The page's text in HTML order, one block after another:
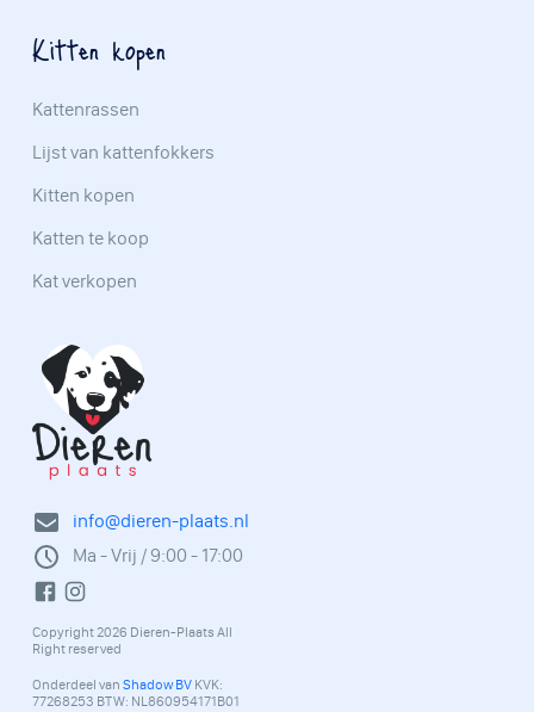
info@dieren-plaats.nl
Ma - Vrij / 9:00 - 17:00
Copyright 2026 Dieren-Plaats All
Right reserved
Onderdeel van Shadow BV KVK:
77268253 BTW: NL860954171B01
Kitten kopen
Kattenrassen
Lijst van kattenfokkers
Kitten kopen
Katten te koop
Kat verkopen